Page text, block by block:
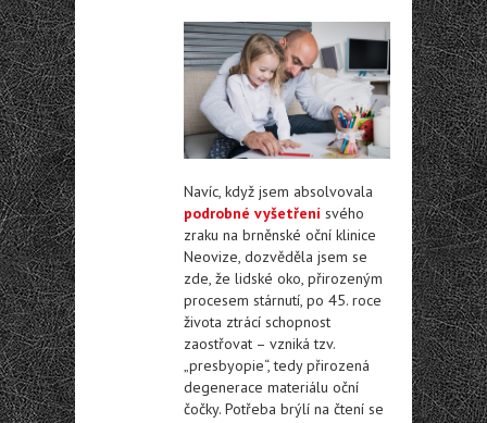
Navíc, když jsem absolvovala
podrobné vyšetření svého
zraku na brněnské oční klinice
Neovize, dozvěděla jsem se
zde, že lidské oko, přirozeným
procesem stárnutí, po 45. roce
života ztrácí schopnost
zaostřovat – vzniká tzv.
„presbyopie“, tedy přirozená
degenerace materiálu oční
čočky. Potřeba brýlí na čtení se